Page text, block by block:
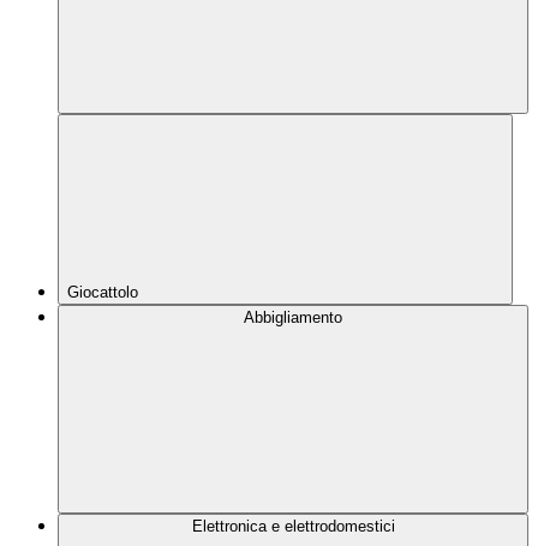
Giocattolo
Abbigliamento
Elettronica e elettrodomestici